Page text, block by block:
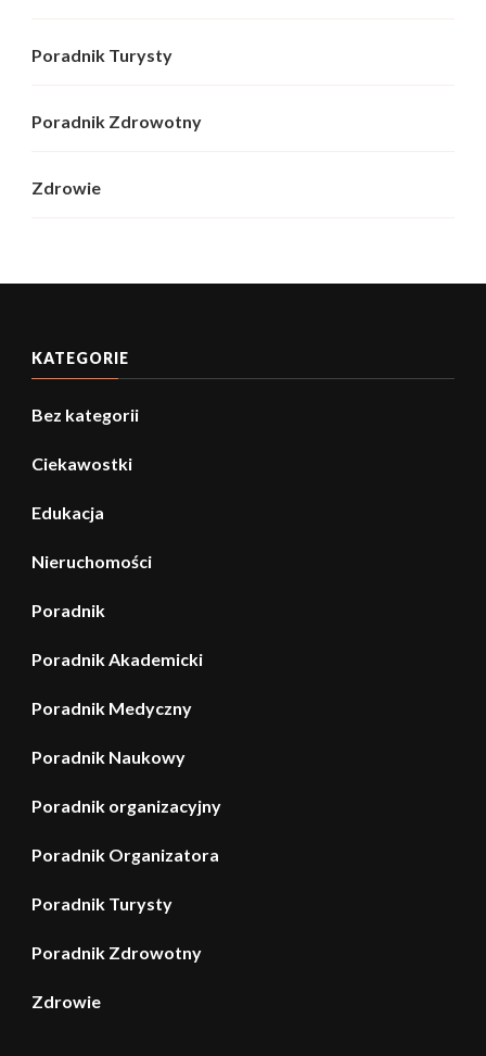
Poradnik Turysty
Poradnik Zdrowotny
Zdrowie
KATEGORIE
Bez kategorii
Ciekawostki
Edukacja
Nieruchomości
Poradnik
Poradnik Akademicki
Poradnik Medyczny
Poradnik Naukowy
Poradnik organizacyjny
Poradnik Organizatora
Poradnik Turysty
Poradnik Zdrowotny
Zdrowie